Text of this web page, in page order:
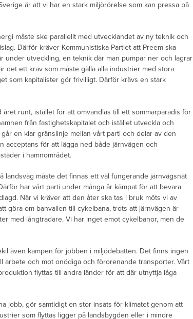
är att vi har en stark miljörörelse som kan pressa på
måste ske parallellt med utvecklandet av ny teknik och
Därför kräver Kommunistiska Partiet att Preem ska
under utveckling, en teknik där man pumpar ner och lagrar
det ett krav som måste gälla alla industrier med stora
som kapitalister gör frivilligt. Därför krävs en stark
runt, istället för att omvandlas till ett sommarparadis för
från fastighetskapitalet och istället utveckla och
en klar gränslinje mellan vårt parti och delar av den
acceptans för att lägga ned både järnvägen och
i hamnområdet.
landsväg måste det finnas ett väl fungerande järnvägsnät
har vårt parti under många år kämpat för att bevara
När vi kräver att den åter ska tas i bruk möts vi av
göra om banvallen till cykelbana, trots att järnvägen är
med långtradare. Vi har inget emot cykelbanor, men de
även kampen för jobben i miljödebatten. Det finns ingen
arbete och mot onödiga och förorenande transporter. Vårt
flyttas till andra länder för att där utnyttja låga
jobb, gör samtidigt en stor insats för klimatet genom att
som flyttas ligger på landsbygden eller i mindre